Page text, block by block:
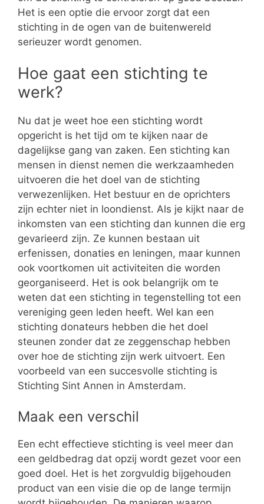
Het is een optie die ervoor zorgt dat een
stichting in de ogen van de buitenwereld
serieuzer wordt genomen.
Hoe gaat een stichting te
werk?
Nu dat je weet hoe een stichting wordt
opgericht is het tijd om te kijken naar de
dagelijkse gang van zaken. Een stichting kan
mensen in dienst nemen die werkzaamheden
uitvoeren die het doel van de stichting
verwezenlijken. Het bestuur en de oprichters
zijn echter niet in loondienst. Als je kijkt naar de
inkomsten van een stichting dan kunnen die erg
gevarieerd zijn. Ze kunnen bestaan uit
erfenissen, donaties en leningen, maar kunnen
ook voortkomen uit activiteiten die worden
georganiseerd. Het is ook belangrijk om te
weten dat een stichting in tegenstelling tot een
vereniging geen leden heeft. Wel kan een
stichting donateurs hebben die het doel
steunen zonder dat ze zeggenschap hebben
over hoe de stichting zijn werk uitvoert. Een
voorbeeld van een succesvolle stichting is
Stichting Sint Annen in Amsterdam.
Maak een verschil
Een echt effectieve stichting is veel meer dan
een geldbedrag dat opzij wordt gezet voor een
goed doel. Het is het zorgvuldig bijgehouden
product van een visie die op de lange termijn